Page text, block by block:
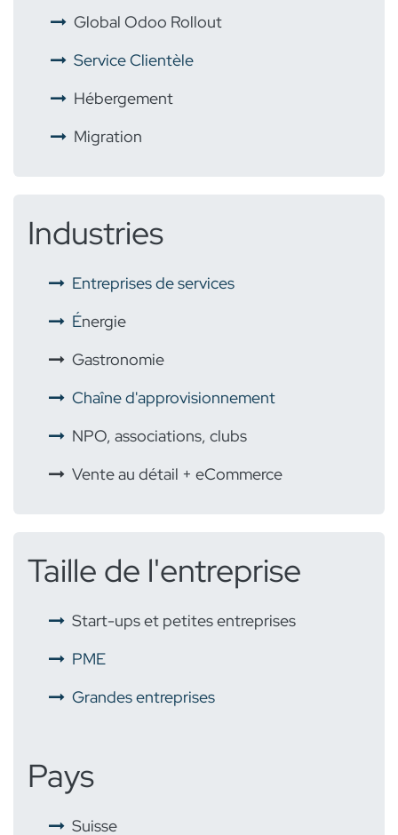
Global Odoo Rollout
Service Clientèle
Hébergement
Migration
Industries
Entreprises de services
Énergie
Gastronomie
Chaîne d'approvisionnement
NPO, associations, clubs
Vente au détail + eCommerce
Taille de l'entreprise
Start-ups et petites entreprises
PME
Grandes entreprises
Pays
Suisse